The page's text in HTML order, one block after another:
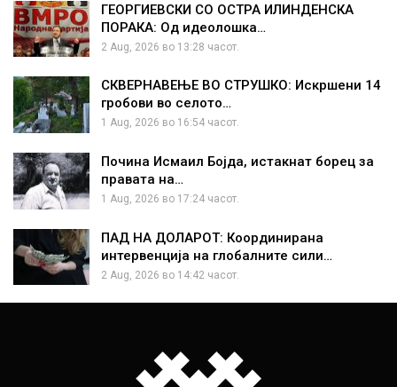
ГЕОРГИЕВСКИ СО ОСТРА ИЛИНДЕНСКА
ПОРАКА: Од идеолошка…
2 Aug, 2026 во 13:28 часот.
СКВЕРНАВЕЊЕ ВО СТРУШКО: Искршени 14
гробови во селото…
1 Aug, 2026 во 16:54 часот.
Почина Исмаил Бојда, истакнат борец за
правата на…
1 Aug, 2026 во 17:24 часот.
ПАД НА ДОЛАРОТ: Координирана
интервенција на глобалните сили…
2 Aug, 2026 во 14:42 часот.